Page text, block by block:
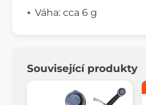
Váha: cca 6 g
Související produkty